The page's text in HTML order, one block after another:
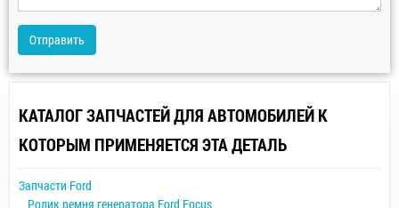
Отправить
КАТАЛОГ ЗАПЧАСТЕЙ ДЛЯ АВТОМОБИЛЕЙ К
КОТОРЫМ ПРИМЕНЯЕТСЯ ЭТА ДЕТАЛЬ
Запчасти Ford
Ролик ремня генератора Ford Focus